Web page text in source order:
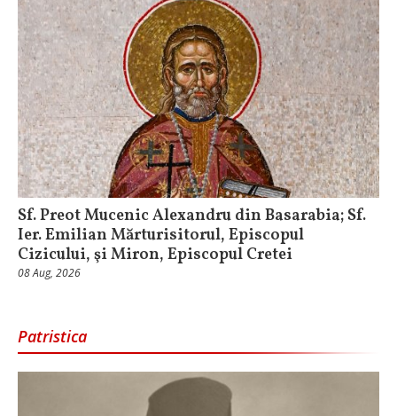
Sf. Preot Mucenic Alexandru din Basarabia; Sf.
Ier. Emilian Mărturisitorul, Episcopul
Cizicului, şi Miron, Episcopul Cretei
08 Aug, 2026
Patristica